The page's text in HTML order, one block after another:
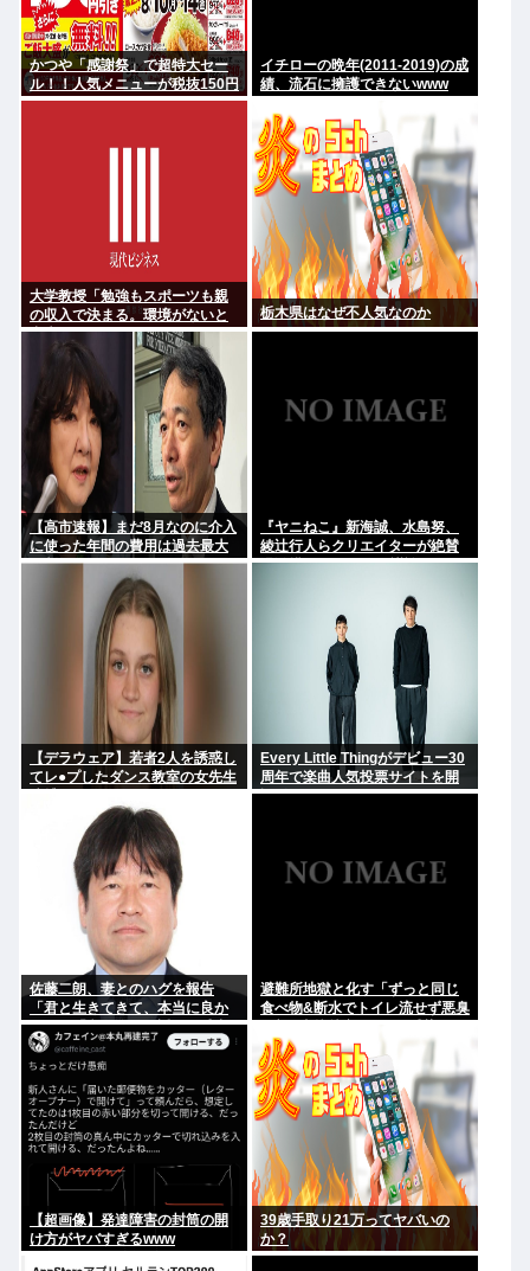
かつや「感謝祭」で超特大セー
ル！！人気メニューが税抜150円
引き！！！
イチローの晩年(2011-2019)の成
績、流石に擁護できないwww
大学教授「勉強もスポーツも親
の収入で決まる。環境がないと
出来るわけがない」
栃木県はなぜ不人気なのか
【高市速報】まだ8月なのに介入
に使った年間の費用は過去最大
と判明
『ヤニねこ』新海誠、水島努、
綾辻行人らクリエイターが絶賛
過激描写はBPOでも議論に
【デラウェア】若者2人を誘惑し
てレ●プしたダンス教室の女先生
Every Little Thingがデビュー30
周年で楽曲人気投票サイトを開
設 俺はもちろんFace the
佐藤二朗、妻とのハグを報告
「君と生きてきて、本当に良か
った」「文〇砲より遥かに威力
は弱いが、僕のノロケ砲をお見
舞いする」
避難所地獄と化す「ずっと同じ
食べ物&断水でトイレ流せず悪臭
【超画像】発達障害の封筒の開
け方がヤバすぎるwww
39歳手取り21万ってヤバいの
か？